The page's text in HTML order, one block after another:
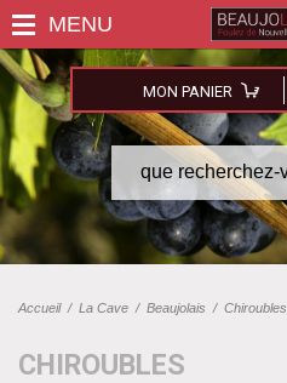
MON PANIER
Accueil/ La Cave / Beaujolais / Chiroubles
CHIROUBLES